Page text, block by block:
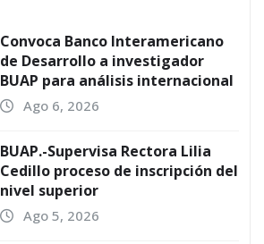
Convoca Banco Interamericano
de Desarrollo a investigador
BUAP para análisis internacional
Ago 6, 2026
BUAP.-Supervisa Rectora Lilia
Cedillo proceso de inscripción del
nivel superior
Ago 5, 2026